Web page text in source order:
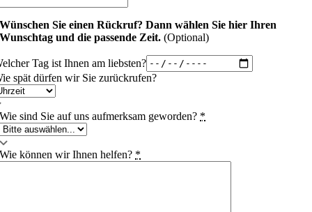
Wünschen Sie einen Rückruf? Dann wählen Sie hier Ihren
Wunschtag und die passende Zeit.(Optional)
Tag ist Ihnen am liebsten?
spät dürfen wir Sie zurückrufen?
Wie sind Sie auf uns aufmerksam geworden? *
Wie können wir Ihnen helfen? *